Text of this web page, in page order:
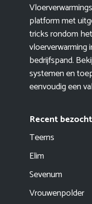
platform met
tricks rondom
vloerverwarming
bedrijfspand.
systemen en
eenvoudig een
Recent bezocht
Teerns
Elim
Sevenum
Vrouwenpolder